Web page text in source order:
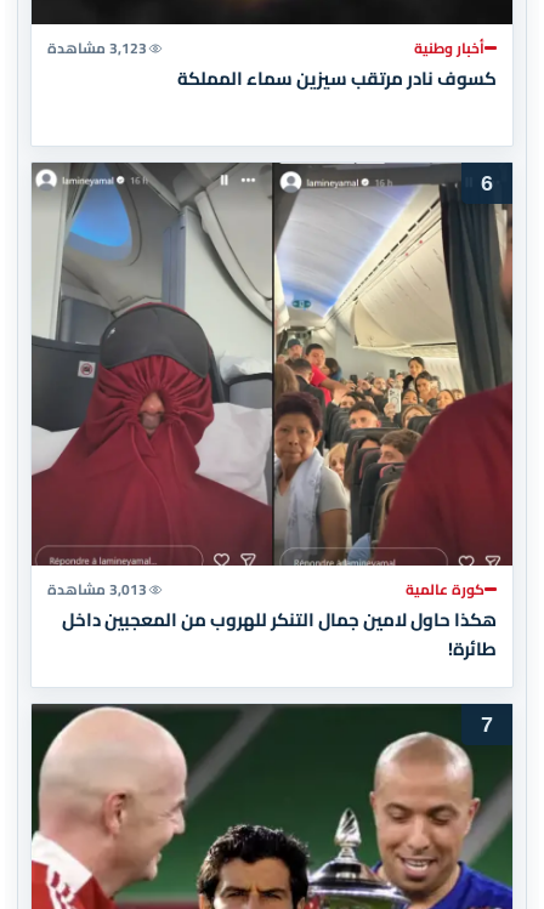
أخبار وطنية 3,123 مشاهدة
كسوف نادر مرتقب سيزين سماء المملكة
6
كورة عالمية 3,013 مشاهدة
هكذا حاول لامين جمال التنكر للهروب من المعجبين داخل
طائرة!
7